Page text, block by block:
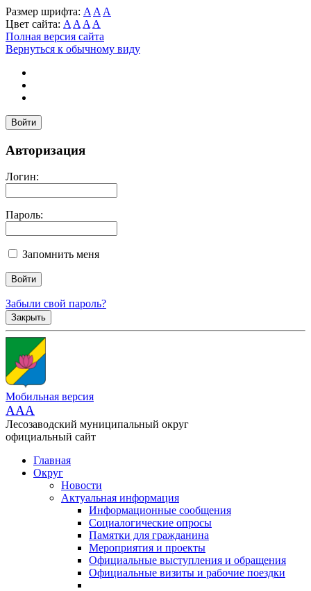
Размер шрифта: A A A
Цвет сайта: A A A A
Полная версия сайта
Вернуться к обычному виду
Войти
Авторизация
Логин:
Пароль:
Запомнить меня
Забыли свой пароль?
Закрыть
Мобильная версия
AAA
Лесозаводский муниципальный округ
официальный сайт
Главная
Округ
Новости
Актуальная информация
Информационные сообщения
Социалогические опросы
Памятки для гражданина
Мероприятия и проекты
Официальные выступления и обращения
Официальные визиты и рабочие поездки